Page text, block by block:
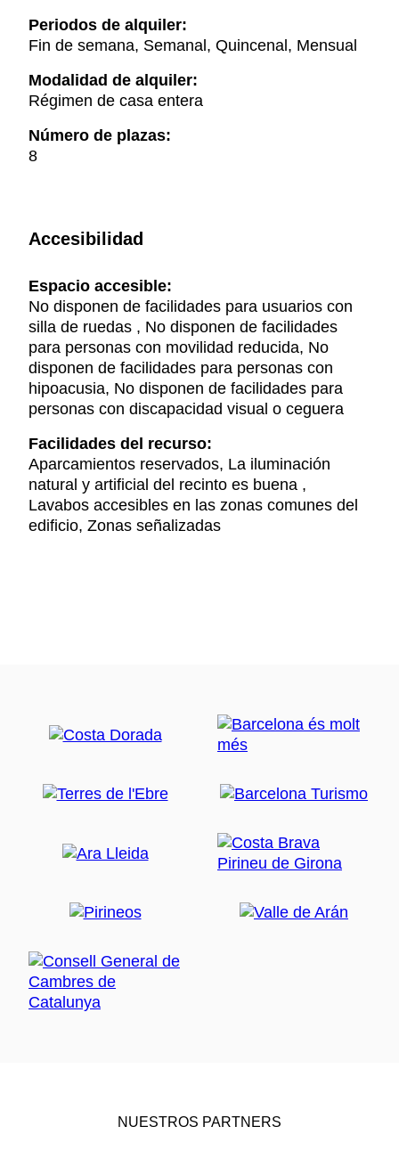
Periodos de alquiler:
Fin de semana, Semanal, Quincenal, Mensual
Modalidad de alquiler:
Régimen de casa entera
Número de plazas:
8
Accesibilidad
Espacio accesible:
No disponen de facilidades para usuarios con
silla de ruedas , No disponen de facilidades
para personas con movilidad reducida, No
disponen de facilidades para personas con
hipoacusia, No disponen de facilidades para
personas con discapacidad visual o ceguera
Facilidades del recurso:
Aparcamientos reservados, La iluminación
natural y artificial del recinto es buena ,
Lavabos accesibles en las zonas comunes del
edificio, Zonas señalizadas
NUESTROS PARTNERS